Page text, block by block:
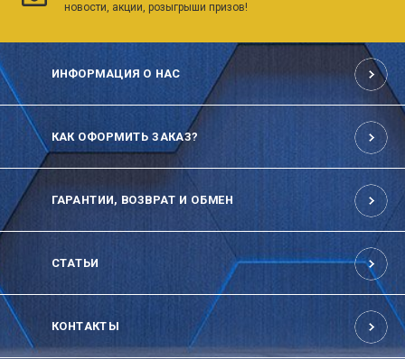
новости, акции, розыгрыши призов!
ИНФОРМАЦИЯ О НАС
КАК ОФОРМИТЬ ЗАКАЗ?
ГАРАНТИИ, ВОЗВРАТ И ОБМЕН
СТАТЬИ
КОНТАКТЫ